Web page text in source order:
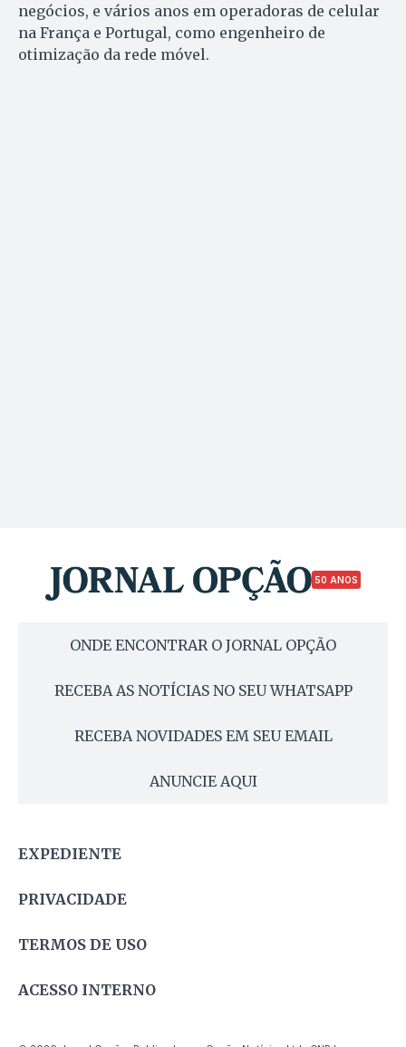
negócios, e vários anos em operadoras de celular
na França e Portugal, como engenheiro de
otimização da rede móvel.
50 ANOS
ONDE ENCONTRAR O JORNAL OPÇÃO
RECEBA AS NOTÍCIAS NO SEU WHATSAPP
RECEBA NOVIDADES EM SEU EMAIL
ANUNCIE AQUI
EXPEDIENTE
PRIVACIDADE
TERMOS DE USO
ACESSO INTERNO